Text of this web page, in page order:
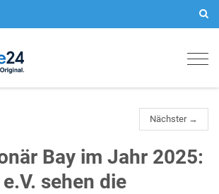
Nächster →
Bay im Jahr 2025:
sehen die